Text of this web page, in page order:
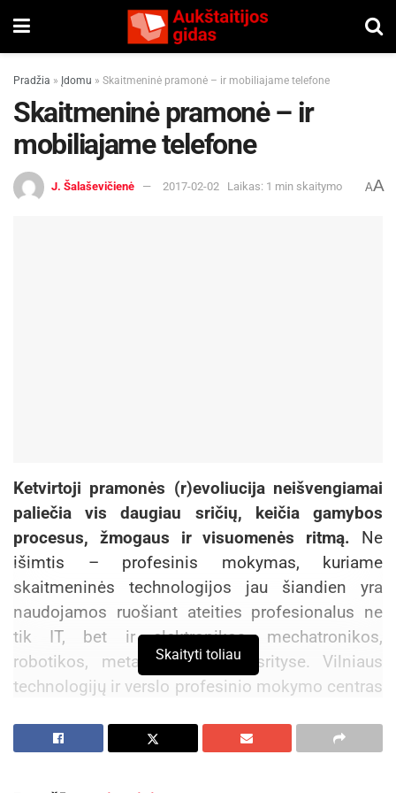
Pradžia » Įdomu » Skaitmeninė pramonė – ir mobiliajame telefone
Skaitmeninė pramonė – ir
mobiliajame telefone
J. Šalaševičienė 2017-02-02 Laikas: 1 min skaitymo AA
Ketvirtoji pramonės (r)evoliucija neišvengiamai
paliečia vis daugiau sričių, keičia gamybos
procesus, žmogaus ir visuomenės ritmą. Ne
išimtis – profesinis mokymas, kuriame
skaitmeninės technologijos jau šiandien yra
naudojamos ruošiant ateities profesionalus ne
tik IT, bet ir elektronikos, mechatronikos,
robotikos, metalo apdirbimo srityse. Vilniaus
technologijų ir verslo profesinio mokymo centras
gyvai pademonstruos, kaip informacinės
Skaityti toliau